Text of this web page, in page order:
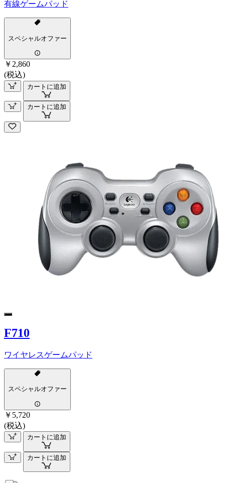
有線ゲームパッド
スペシャルオファー
￥2,860
(税込)
カートに追加
カートに追加
F710
ワイヤレスゲームパッド
スペシャルオファー
￥5,720
(税込)
カートに追加
カートに追加